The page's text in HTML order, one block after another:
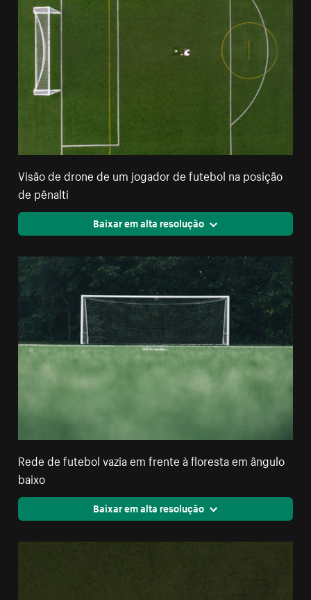
Visão de drone de um jogador de futebol na posição
de pênalti
Baixar em alta resolução
Rede de futebol vazia em frente à floresta em ângulo
baixo
Baixar em alta resolução